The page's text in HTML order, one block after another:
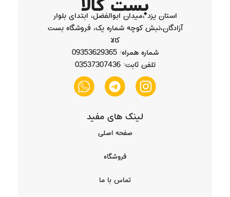
استان یزد ،میدان ابوالفضل، ابتدای بلوار
آزادگان،نبش کوچه شماره یک، فروشگاه بست
کالا
شماره همراه: 09353629365
تلفن ثابت: 03537307436
لینک های مفید
صفحه اصلی
فروشگاه
تماس با ما